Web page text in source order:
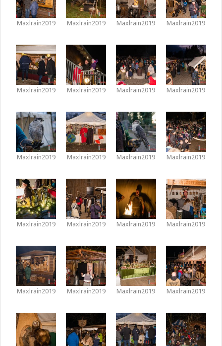
Maxlrain2019 Maxlrain2019 Maxlrain2019 Maxlrain2019
Maxlrain2019 Maxlrain2019 Maxlrain2019 Maxlrain2019
Maxlrain2019 Maxlrain2019 Maxlrain2019 Maxlrain2019
Maxlrain2019 Maxlrain2019 Maxlrain2019 Maxlrain2019
Maxlrain2019 Maxlrain2019 Maxlrain2019 Maxlrain2019